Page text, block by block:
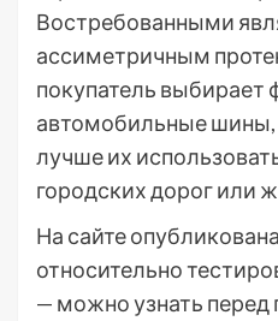
Востребованными
ассиметричным
покупатель выбирает
автомобильные шины,
лучше их
городских дорог или
На сайте
относительно
— можно узнать перед